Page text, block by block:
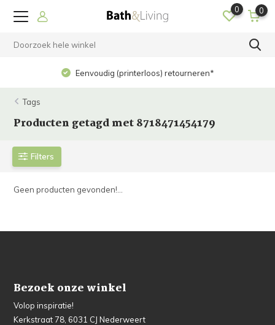
0 0
Eenvoudig (printerloos) retourneren*
Tags
Producten getagd met 8718471454179
Filters
Geen producten gevonden!...
Bezoek onze winkel
Volop inspiratie!
Kerkstraat 78, 6031 CJ Nederweert